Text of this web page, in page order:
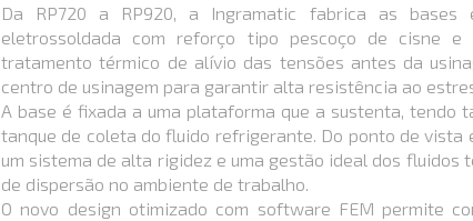
Da RP720 a RP920, a Ingramatic fabrica as bases
eletrossoldada com reforço tipo pescoço de cisne e
tratamento térmico de alívio das tensões antes da
centro de usinagem para garantir alta resistência ao
A base é fixada a uma plataforma que a sustenta, tendo
tanque de coleta do fluido refrigerante. Do ponto de vista
um sistema de alta rigidez e uma gestão ideal dos fluidos
de dispersão no ambiente de trabalho.
O novo design otimizado com software FEM permite